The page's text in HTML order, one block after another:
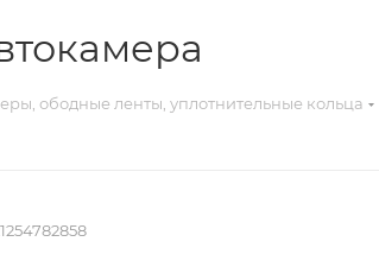
ободные ленты, уплотнительные кольца